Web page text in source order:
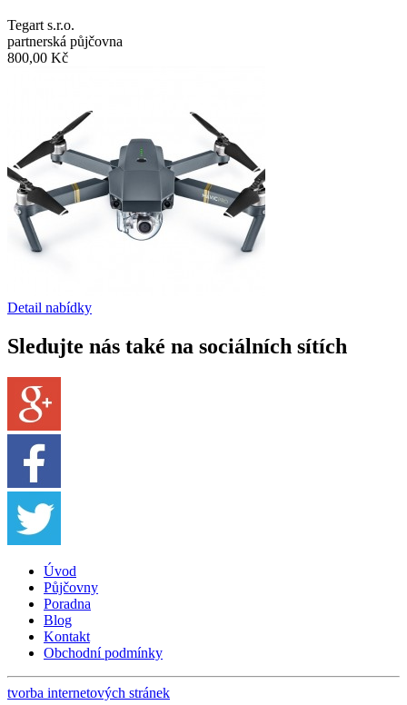
Tegart s.r.o.
partnerská půjčovna
800,00 Kč
Detail nabídky
Sledujte nás také na sociálních sítích
Úvod
Půjčovny
Poradna
Blog
Kontakt
Obchodní podmínky
tvorba internetových stránek